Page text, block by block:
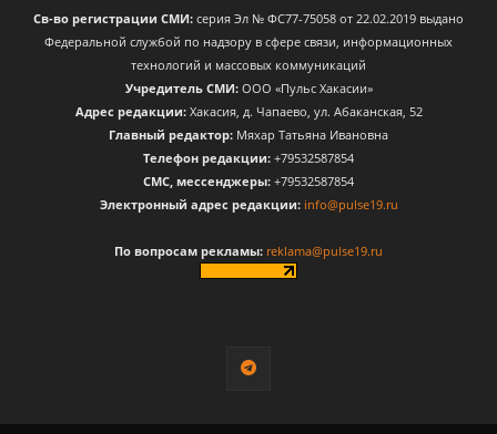
Св-во регистрации СМИ: серия Эл № ФС77-75058 от 22.02.2019 выдано
Федеральной службой по надзору в сфере связи, информационных
технологий и массовых коммуникаций
Учредитель СМИ:ООО «Пульс Хакасии»
Адрес редакции:Хакасия, д. Чапаево, ул. Абаканская, 52
Главный редактор: Мяхар Татьяна Ивановна
Телефон редакции: +79532587854
CМС, мессенджеры: +79532587854
Электронный адрес редакции: info@pulse19.ru
По вопросам рекламы: reklama@pulse19.ru